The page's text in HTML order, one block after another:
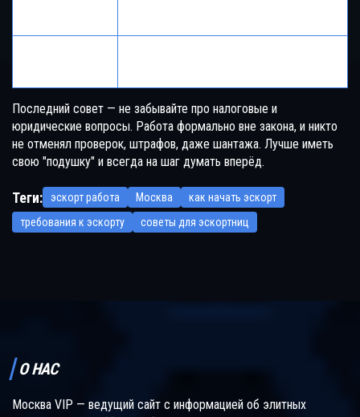
Последний совет — не забывайте про налоговые и
юридические вопросы. Работа формально вне закона, и никто
не отменял проверок, штрафов, даже шантажа. Лучше иметь
свою "подушку" и всегда на шаг думать вперёд.
Теги: эскорт работа Москва
как начать эскорт
требования к эскорту
советы для эскортниц
О НАС
Москва VIP — ведущий сайт с информацией об элитных